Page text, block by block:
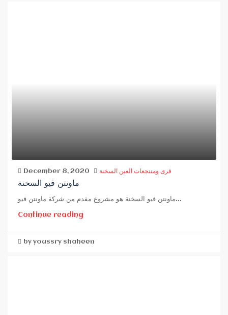
December 8, 2020 قرى ومنتجعات العين السخنة
ماونتن فيو السخنة
ماونتن فيو السخنة هو مشروع مقدم من شركة ماونتن فيو...
Continue reading
by youssry shaheen